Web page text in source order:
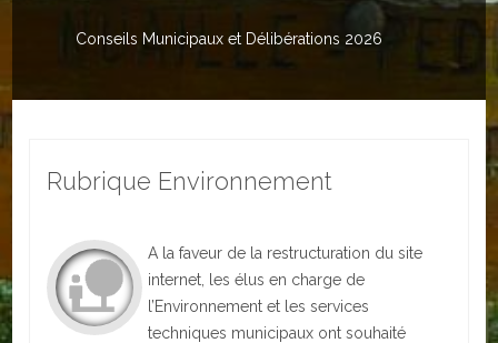
Voter
Urbanisme
Santé
Social
Conseils Municipaux et Délibérations 2026
Rubrique Environnement
A la faveur de la restructuration du site
internet, les élus en charge de
l’Environnement et les services
techniques municipaux ont souhaité